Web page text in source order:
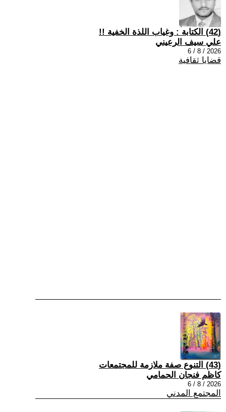
(42) الكتابة : وغياب اللذة الخفية !!
علي سيف الرعيني
2026 / 8 / 6
قضايا ثقافية
(43) التنوع صفة ملازمة للمجتمعات
كاظم فنجان الحمامي
2026 / 8 / 6
المجتمع المدني